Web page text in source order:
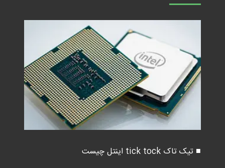
■ تیک تاک tick tock اینتل چیست